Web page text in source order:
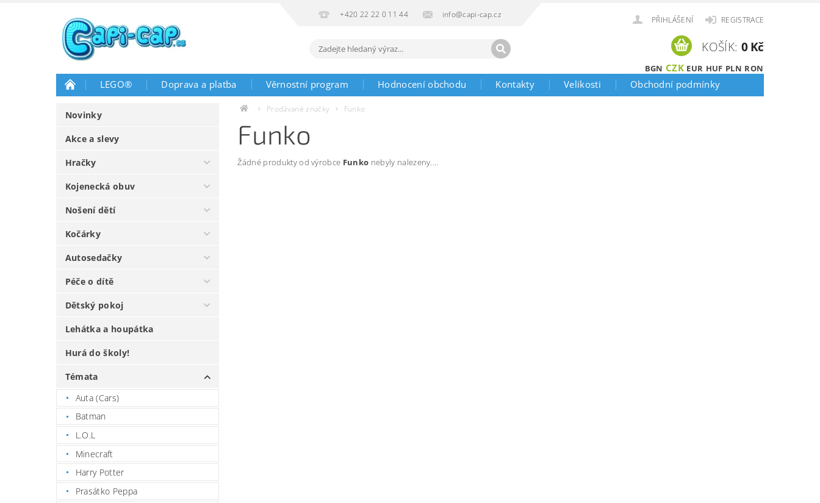
+420 22 22 0 11 44 info@capi-cap.cz
PŘIHLÁŠENÍ REGISTRACE
BGN CZK EUR HUF PLN RON
KOŠÍK: 0 Kč
LEGO® Doprava a platba Věrnostní program Hodnocení obchodu Kontakty Velikosti Obchodní podmínky
Novinky
Akce a slevy
Hračky
Kojenecká obuv
Nošení dětí
Kočárky
Autosedačky
Péče o dítě
Dětský pokoj
Lehátka a houpátka
Hurá do školy!
Témata
Auta (Cars)
Batman
L.O.L
Minecraft
Harry Potter
Prasátko Peppa
Prodávané značky Funko
Funko
Žádné produkty od výrobce Funko nebyly nalezeny....